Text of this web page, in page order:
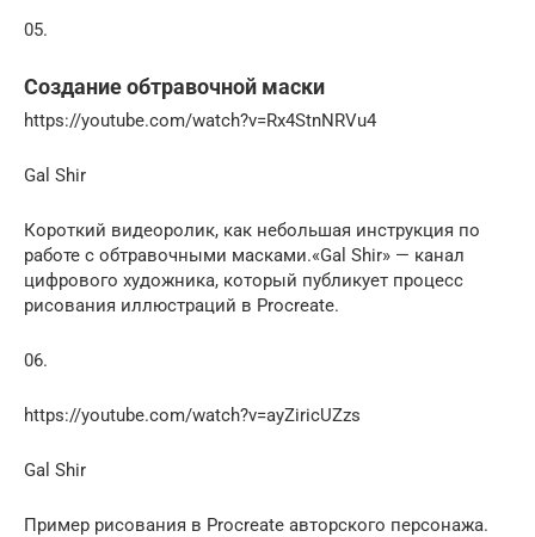
05.
Создание обтравочной маски
https://youtube.com/watch?v=Rx4StnNRVu4
Gal Shir
Короткий видеоролик, как небольшая инструкция по
работе с обтравочными масками.«Gal Shir» — канал
цифрового художника, который публикует процесс
рисования иллюстраций в Procreate.
06.
https://youtube.com/watch?v=ayZiricUZzs
Gal Shir
Пример рисования в Procreate авторского персонажа.